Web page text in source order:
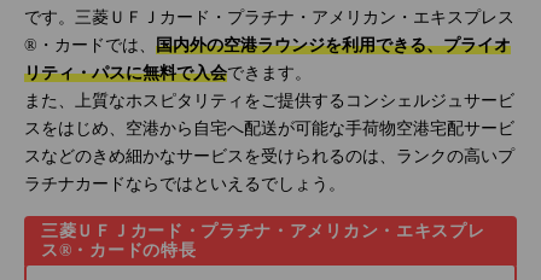
です。三菱ＵＦＪカード・プラチナ・アメリカン・エキスプレス
®・カードでは、 国内外の空港ラウンジを利用できる、プライオ
リティ・パスに無料で入会できます。
また、上質なホスピタリティをご提供するコンシェルジュサービ
スをはじめ、空港から自宅へ配送が可能な手荷物空港宅配サービ
スなどのきめ細かなサービスを受けられるのは、ランクの高いプ
ラチナカードならではといえるでしょう。
三菱ＵＦＪカード・プラチナ・アメリカン・エキスプレ
ス®・カードの特長